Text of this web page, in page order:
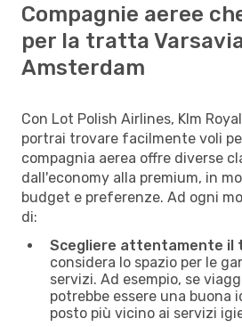
Compagnie aeree
per la tratta
Amsterdam
Con Lot Polish Airlines, Klm
portrai trovare facilmente voli
compagnia aerea offre diverse
dall'economy alla premium, in
budget e preferenze. Ad ogni
di:
Scegliere attentamente il
considera lo spazio per le
servizi. Ad esempio, se
potrebbe essere una buona
posto più vicino ai servizi